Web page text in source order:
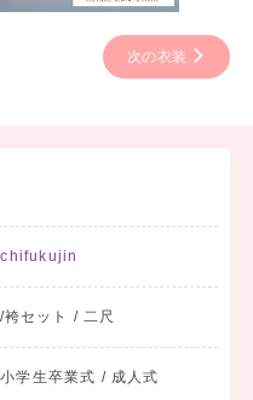
次の衣装
セット / 二尺
学生卒業式 / 成人式